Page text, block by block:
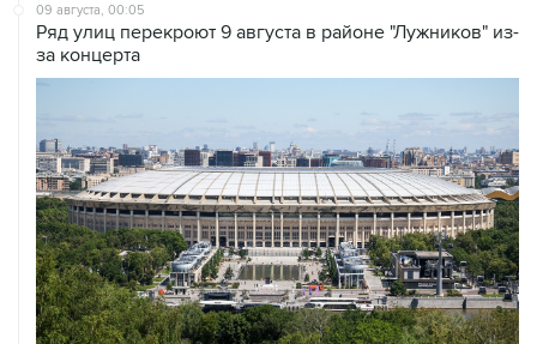
09 августа, 00:05
Ряд улиц перекроют 9 августа в районе "Лужников" из-
за концерта